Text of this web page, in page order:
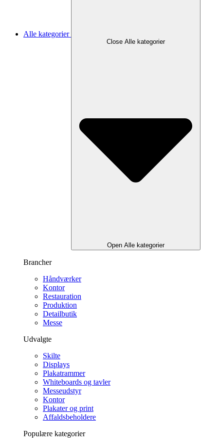
Alle kategorier
Close Alle kategorier
Open Alle kategorier
Brancher
Håndværker
Kontor
Restauration
Produktion
Detailbutik
Messe
Udvalgte
Skilte
Displays
Plakatrammer
Whiteboards og tavler
Messeudstyr
Kontor
Plakater og print
Affaldsbeholdere
Populære kategorier